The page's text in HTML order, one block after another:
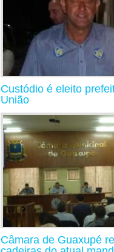
Custódio é eleito
União
Câmara de Guaxupé